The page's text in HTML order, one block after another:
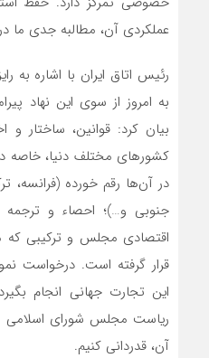
عملکردی آن، مطالبه جدی ما
به امروز از سوی این نهاد
بیان کرد: قوانین، ساختار و
کشورهای مختلف دنیا، خاصه
در آن‌ها رقم خورده (فرانسه،
جنوبی و…)؛ احصاء و
اقتصادی مجلس و ترکیبی که
قرار گرفته است. درخواست
این تجارت جهانی انجام
ریاست مجلس شورای اسلامی
آن، قدردانی کنیم.